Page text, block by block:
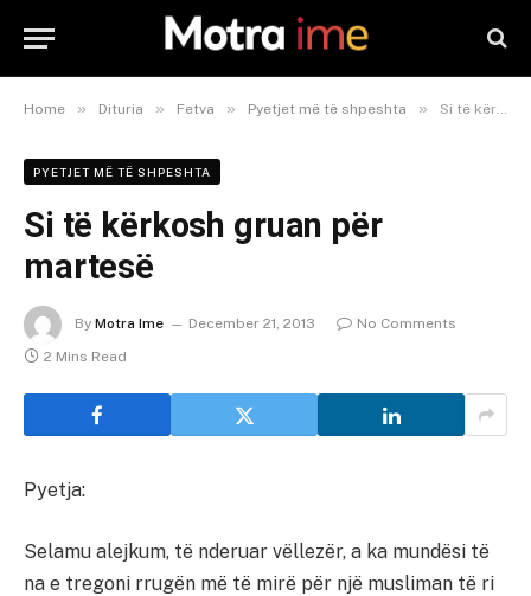
Home » Dituria » Fetva » Pyetjet më të shpeshta » Si të kërkosh gruan për martesë
PYETJET MË TË SHPESHTA
Si të kërkosh gruan për
martesë
By Motra Ime December 21, 2013
No Comments
2 Mins Read
Pyetja:
Selamu alejkum, të nderuar vëllezër, a ka mundësi të
na e tregoni rrugën më të mirë për një musliman të ri